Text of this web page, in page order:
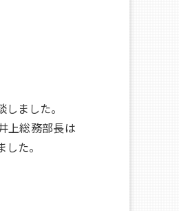
ました。
上総務部長は
た。